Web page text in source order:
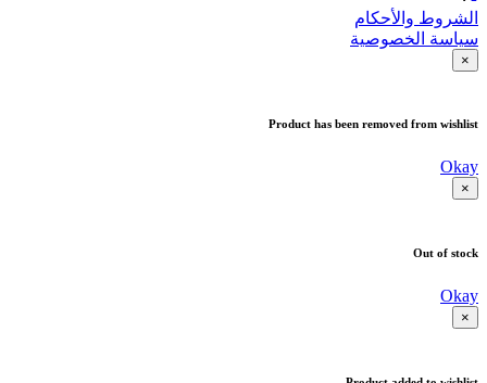
الشروط والأحكام
سياسة الخصوصية
×
Product has been removed from wishlist
Okay
×
Out of stock
Okay
×